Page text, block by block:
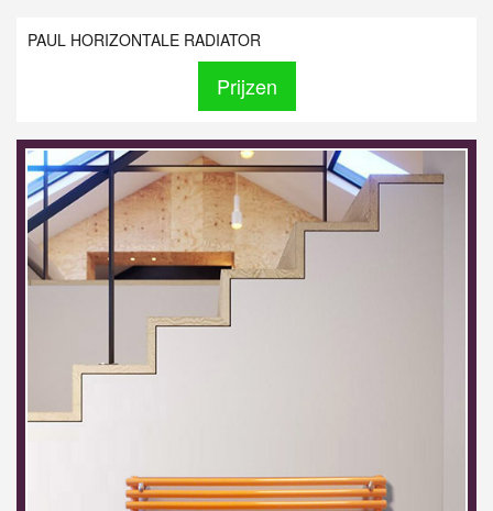
PAUL HORIZONTALE RADIATOR
Prijzen